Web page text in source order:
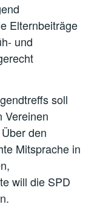
Elternbeiträge
und
soll
Vereinen
den
Mitsprache in
will die SPD